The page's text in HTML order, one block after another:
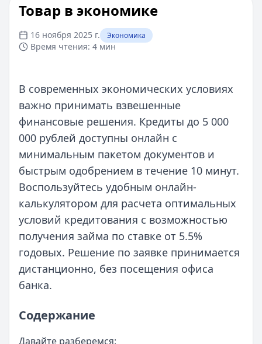
Товар в экономике
16 ноября 2025 г. Экономика
Время чтения: 4 мин
В современных экономических условиях
важно принимать взвешенные
финансовые решения. Кредиты до 5 000
000 рублей доступны онлайн с
минимальным пакетом документов и
быстрым одобрением в течение 10 минут.
Воспользуйтесь удобным онлайн-
калькулятором для расчета оптимальных
условий кредитования с возможностью
получения займа по ставке от 5.5%
годовых. Решение по заявке принимается
дистанционно, без посещения офиса
банка.
Содержание
Давайте разберемся: